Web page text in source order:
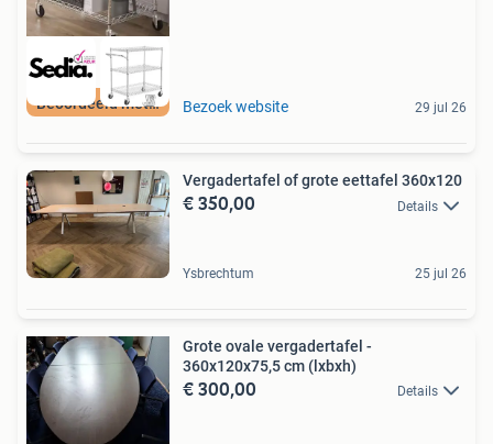
Beoordeeld met 9+ Bezoek website 29 jul 26
Vergadertafel of grote eettafel 360x120
€ 350,00 Details
Ysbrechtum 25 jul 26
Grote ovale vergadertafel -
360x120x75,5 cm (lxbxh)
€ 300,00 Details